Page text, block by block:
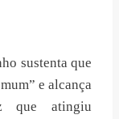
sustenta que
e alcança
que atingiu